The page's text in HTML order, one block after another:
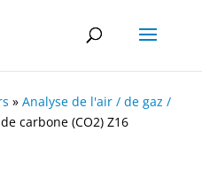
» Analyse de l'air / de gaz /
carbone (CO2) Z16